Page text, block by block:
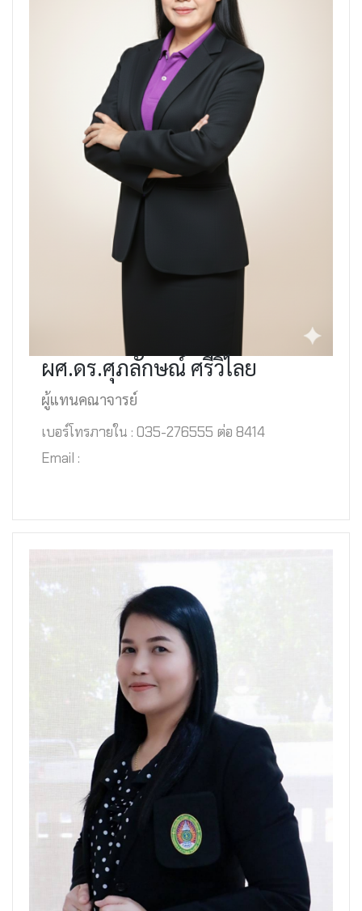
ผศ.ดร.ศุภลักษณ์ ศรีวิไลย
ผู้แทนคณาจารย์
เบอร์โทรภายใน : 035-276555 ต่อ 8414
Email :